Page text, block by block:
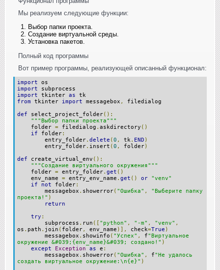
Мы реализуем следующие функции:
Выбор папки проекта.
Создание виртуальной среды.
Установка пакетов.
Полный код программы
Вот пример программы, реализующей описанный функционал:
import os
import subprocess
import tkinter as tk
from tkinter import messagebox ,
filedialog
def select_project_folder():
"""Выбор папки проекта"""
folder = filedialog . askdirectory ()
if folder:
entry_folder. delete (0 , tk. END )
entry_folder. insert (0 , folder)
def create_virtual_env ():
"""Создание виртуального окружения"""
folder = entry_folder. get ()
env_name = entry_env_name . get () or
"venv"
if
not folder:
messagebox . showerror( "Ошибка" ,
"Выберите папку
проекта!" )
return
try :
subprocess . run ([ "python" , "-m" , "venv" ,
os . path . join ( folder, env_name )], check=True )
messagebox . showinfo ( "Успех" , f"Виртуальное
окружение &#039;{env_name}&#039; создано!" )
except
Exception as e :
messagebox . showerror( "Ошибка" , f"Не удалось
создать виртуальное окружение:\n{e}" )